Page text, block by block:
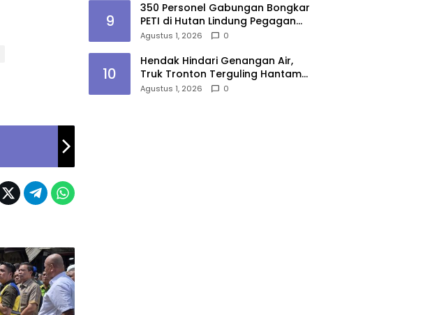
9
350 Personel Gabungan Bongkar
PETI di Hutan Lindung Pegagan
Hilir, 47 Camp dan Puluhan
Agustus 1, 2026 0
10
Hendak Hindari Genangan Air,
Truk Tronton Terguling Hantam
Pembatas Jalan di Jalinsum
Agustus 1, 2026 0